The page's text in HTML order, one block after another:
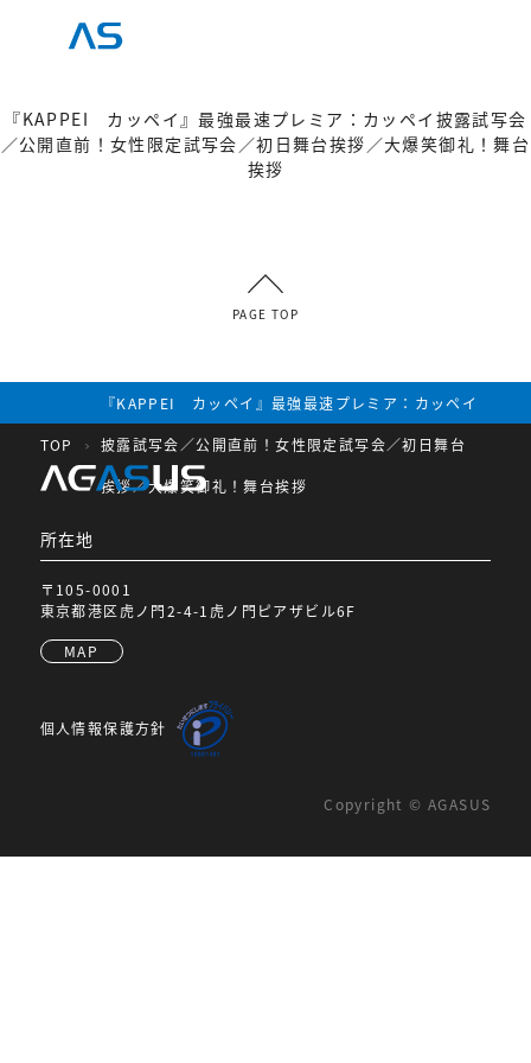
『KAPPEI カッペイ』最強最速プレミア：カッペイ披露試写会
／公開直前！女性限定試写会／初日舞台挨拶／大爆笑御礼！舞台
挨拶
PAGE TOP
TOP
『KAPPEI カッペイ』最強最速プレミア：カッペイ
披露試写会／公開直前！女性限定試写会／初日舞台
挨拶／大爆笑御礼！舞台挨拶
所在地
〒105-0001
東京都港区虎ノ門2-4-1虎ノ門ピアザビル6F
MAP
個人情報保護方針
Copyright © AGASUS